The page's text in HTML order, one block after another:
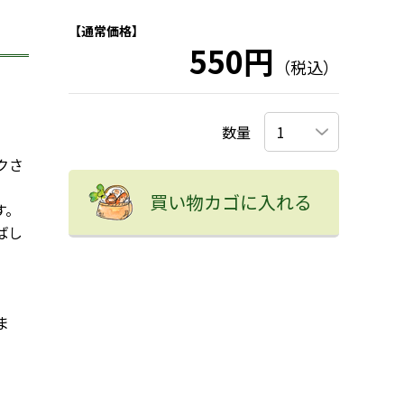
さ
し
【通常価格】
550円 （税込）
数量
買い物カゴに入れる